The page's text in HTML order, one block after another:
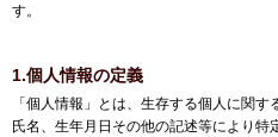
す。
1.個人情報の定義
「個人情報」とは、生存する個人に関
氏名、生年月日その他の記述等により特